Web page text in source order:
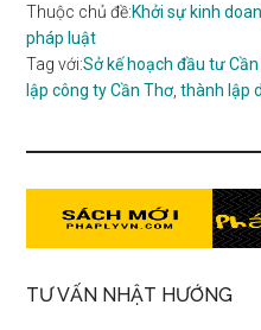
Thuộc chủ đề:Khởi sự kinh
pháp luật
Tag với:Sở kế hoạch đầu tư
lập công ty Cần Thơ,thành lập
TƯ VẤN NHẬT HƯỚNG